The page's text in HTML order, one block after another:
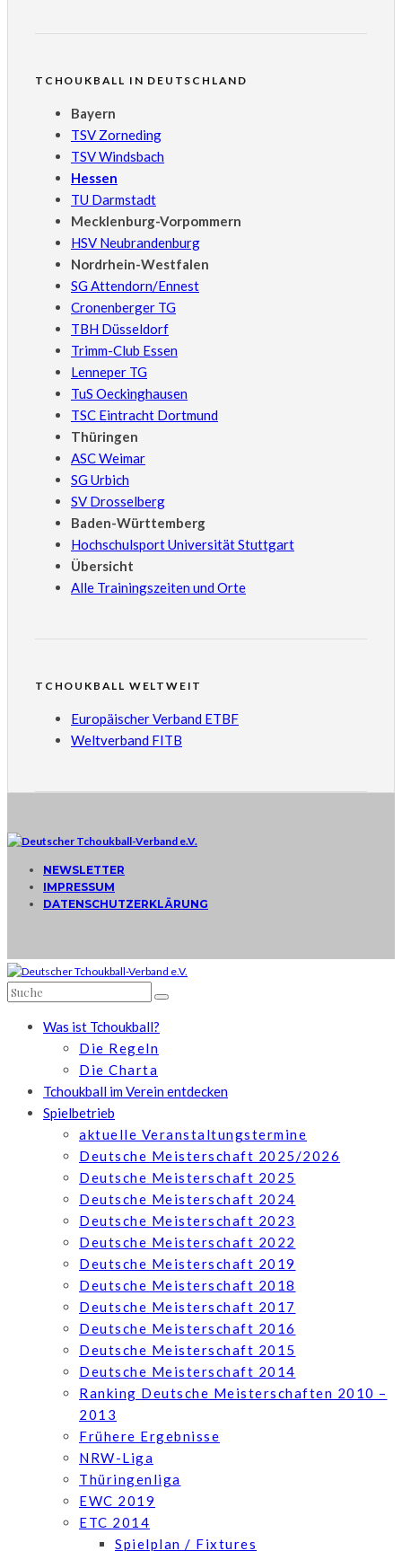
TCHOUKBALL IN DEUTSCHLAND
Bayern
TSV Zorneding
TSV Windsbach
Hessen
TU Darmstadt
Mecklenburg-Vorpommern
HSV Neubrandenburg
Nordrhein-Westfalen
SG Attendorn/Ennest
Cronenberger TG
TBH Düsseldorf
Trimm-Club Essen
Lenneper TG
TuS Oeckinghausen
TSC Eintracht Dortmund
Thüringen
ASC Weimar
SG Urbich
SV Drosselberg
Baden-Württemberg
Hochschulsport Universität Stuttgart
Übersicht
Alle Trainingszeiten und Orte
TCHOUKBALL WELTWEIT
Europäischer Verband ETBF
Weltverband FITB
NEWSLETTER
IMPRESSUM
DATENSCHUTZERKLÄRUNG
Was ist Tchoukball?
Die Regeln
Die Charta
Tchoukball im Verein entdecken
Spielbetrieb
aktuelle Veranstaltungstermine
Deutsche Meisterschaft 2025/2026
Deutsche Meisterschaft 2025
Deutsche Meisterschaft 2024
Deutsche Meisterschaft 2023
Deutsche Meisterschaft 2022
Deutsche Meisterschaft 2019
Deutsche Meisterschaft 2018
Deutsche Meisterschaft 2017
Deutsche Meisterschaft 2016
Deutsche Meisterschaft 2015
Deutsche Meisterschaft 2014
Ranking Deutsche Meisterschaften 2010 –
2013
Frühere Ergebnisse
NRW-Liga
Thüringenliga
EWC 2019
ETC 2014
Spielplan / Fixtures